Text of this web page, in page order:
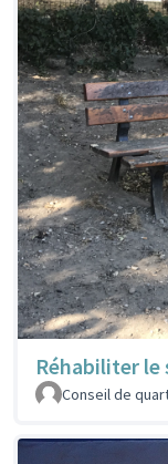
Réhabiliter le
Conseil de